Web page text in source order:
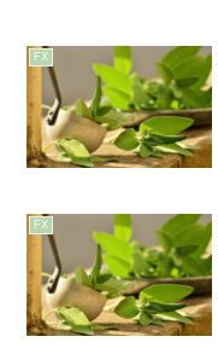
FX
FX